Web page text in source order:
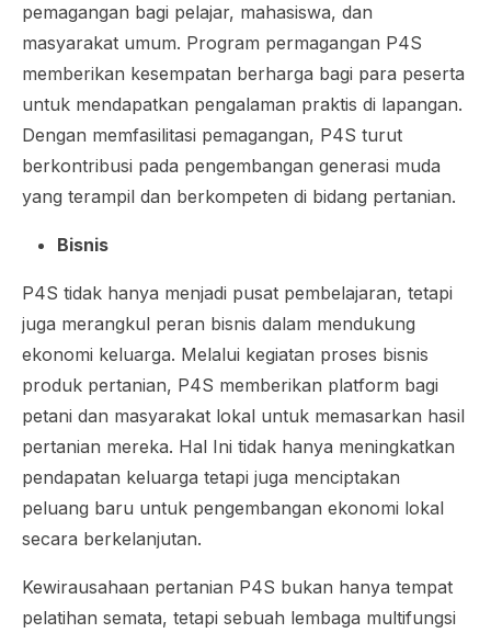
pemagangan bagi pelajar, mahasiswa, dan
masyarakat umum. Program permagangan P4S
memberikan kesempatan berharga bagi para peserta
untuk mendapatkan pengalaman praktis di lapangan.
Dengan memfasilitasi pemagangan, P4S turut
berkontribusi pada pengembangan generasi muda
yang terampil dan berkompeten di bidang pertanian.
Bisnis
P4S tidak hanya menjadi pusat pembelajaran, tetapi
juga merangkul peran bisnis dalam mendukung
ekonomi keluarga. Melalui kegiatan proses bisnis
produk pertanian, P4S memberikan platform bagi
petani dan masyarakat lokal untuk memasarkan hasil
pertanian mereka. Hal Ini tidak hanya meningkatkan
pendapatan keluarga tetapi juga menciptakan
peluang baru untuk pengembangan ekonomi lokal
secara berkelanjutan.
Kewirausahaan pertanian P4S bukan hanya tempat
pelatihan semata, tetapi sebuah lembaga multifungsi